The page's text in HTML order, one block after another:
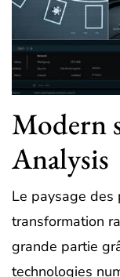
Modern
Analysis
Le paysage des
transformation
grande partie
technologies